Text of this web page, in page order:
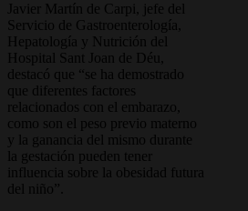
Javier Martín de Carpi, jefe del
Servicio de Gastroenterología,
Hepatología y Nutrición del
Hospital Sant Joan de Déu,
destacó que “se ha demostrado
que diferentes factores
relacionados con el embarazo,
como son el peso previo materno
y la ganancia del mismo durante
la gestación pueden tener
influencia sobre la obesidad futura
del niño”.